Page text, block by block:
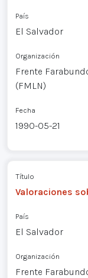
País
El Salvador
Organización
Frente
(FMLN)
Fecha
1990-05-21
Título
Valoraciones
País
El Salvador
Organización
Frente